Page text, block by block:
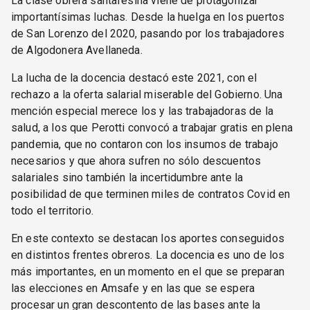
importantísimas luchas. Desde la huelga en los puertos
de San Lorenzo del 2020, pasando por los trabajadores
de Algodonera Avellaneda.
La lucha de la docencia destacó este 2021, con el
rechazo a la oferta salarial miserable del Gobierno. Una
mención especial merece los y las trabajadoras de la
salud, a los que Perotti convocó a trabajar gratis en plena
pandemia, que no contaron con los insumos de trabajo
necesarios y que ahora sufren no sólo descuentos
salariales sino también la incertidumbre ante la
posibilidad de que terminen miles de contratos Covid en
todo el territorio.
En este contexto se destacan los aportes conseguidos
en distintos frentes obreros. La docencia es uno de los
más importantes, en un momento en el que se preparan
las elecciones en Amsafe y en las que se espera
procesar un gran descontento de las bases ante la